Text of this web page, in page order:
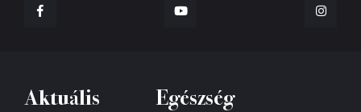
Aktuális Egészség